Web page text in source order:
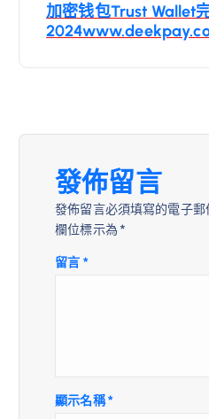
覽加密钱包Trust Wallet
發佈留言
發佈留言必須填寫的電子郵
欄位標示為 *
留言 *
顯示名稱*